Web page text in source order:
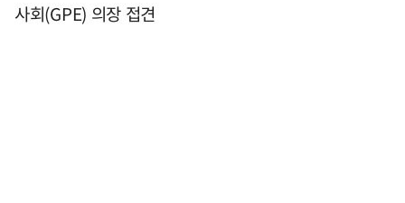
사회(GPE) 의장 접견